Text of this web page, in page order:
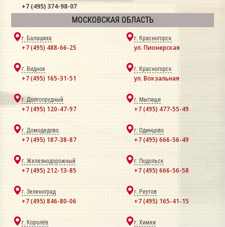
+7 (495) 374-98-07
МОСКОВСКАЯ ОБЛАСТЬ
г. Балашиха
+7 (495) 488-66-25
г. Красногорск
ул. Пионерская
г. Видное
+7 (495) 165-31-51
г. Красногорск
ул. Вокзальная
г. Долгопрудный
+7 (495) 120-47-97
г. Мытищи
+7 (495) 477-55-49
г. Домодедово
+7 (495) 187-38-87
г. Одинцово
+7 (495) 666-56-49
г. Железнодорожный
+7 (495) 212-13-85
г. Подольск
+7 (495) 666-56-58
г. Зеленоград
+7 (495) 846-80-06
г. Реутов
+7 (495) 165-41-15
г. Королёв г. Химки